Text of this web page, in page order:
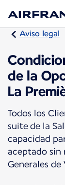
Aviso legal
de la
La
Todos los
suite de la
capacidad
aceptado sin
Generales de